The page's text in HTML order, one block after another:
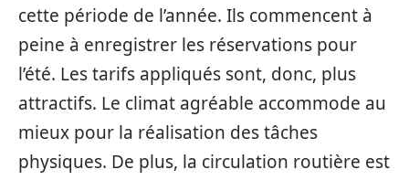
cette période de l’année. Ils commencent à
peine à enregistrer les réservations pour
l’été. Les tarifs appliqués sont, donc, plus
attractifs. Le climat agréable accommode au
mieux pour la réalisation des tâches
physiques. De plus, la circulation routière est